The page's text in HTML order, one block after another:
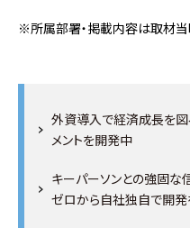
※所属部署・掲載内容は取材当
外資導入で経済成長を図
メントを開発中
キーパーソンとの強固な
ゼロから自社独自で開